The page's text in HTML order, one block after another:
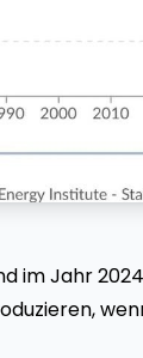
im Jahr